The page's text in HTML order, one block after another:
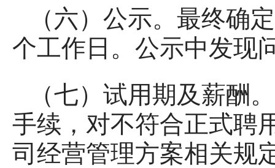
（六）公示。最终确
个工作日。公示中发现
（七）试用期及薪酬
手续，对不符合正式聘
司经营管理方案相关规